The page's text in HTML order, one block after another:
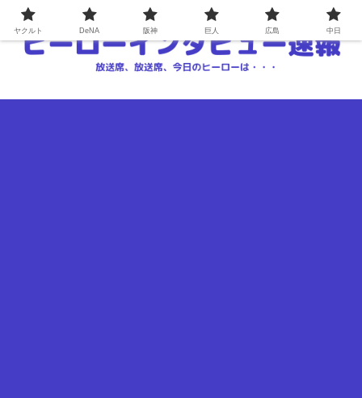
ヤクルト DeNA 阪神 巨人 広島 中日